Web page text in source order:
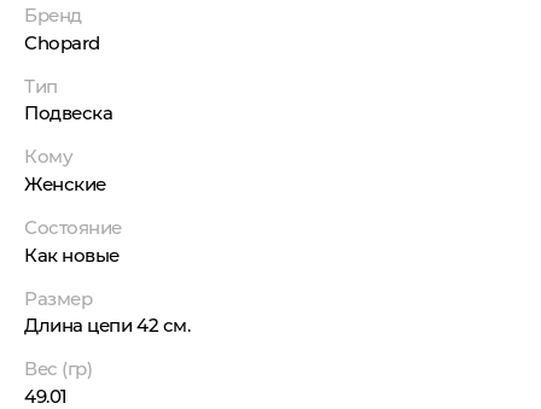
Бренд
Chopard
Тип
Подвеска
Кому
Женские
Состояние
Как новые
Размер
Длина цепи 42 см.
Вес (гр)
49.01